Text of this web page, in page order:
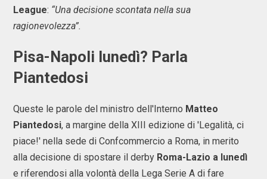
League: “Una decisione scontata nella sua
ragionevolezza”.
Pisa-Napoli lunedì? Parla
Piantedosi
Queste le parole del ministro dell'Interno Matteo
Piantedosi, a margine della XIII edizione di 'Legalità, ci
piace!' nella sede di Confcommercio a Roma, in merito
alla decisione di spostare il derby Roma-Lazio a lunedì
e riferendosi alla volontà della Lega Serie A di fare